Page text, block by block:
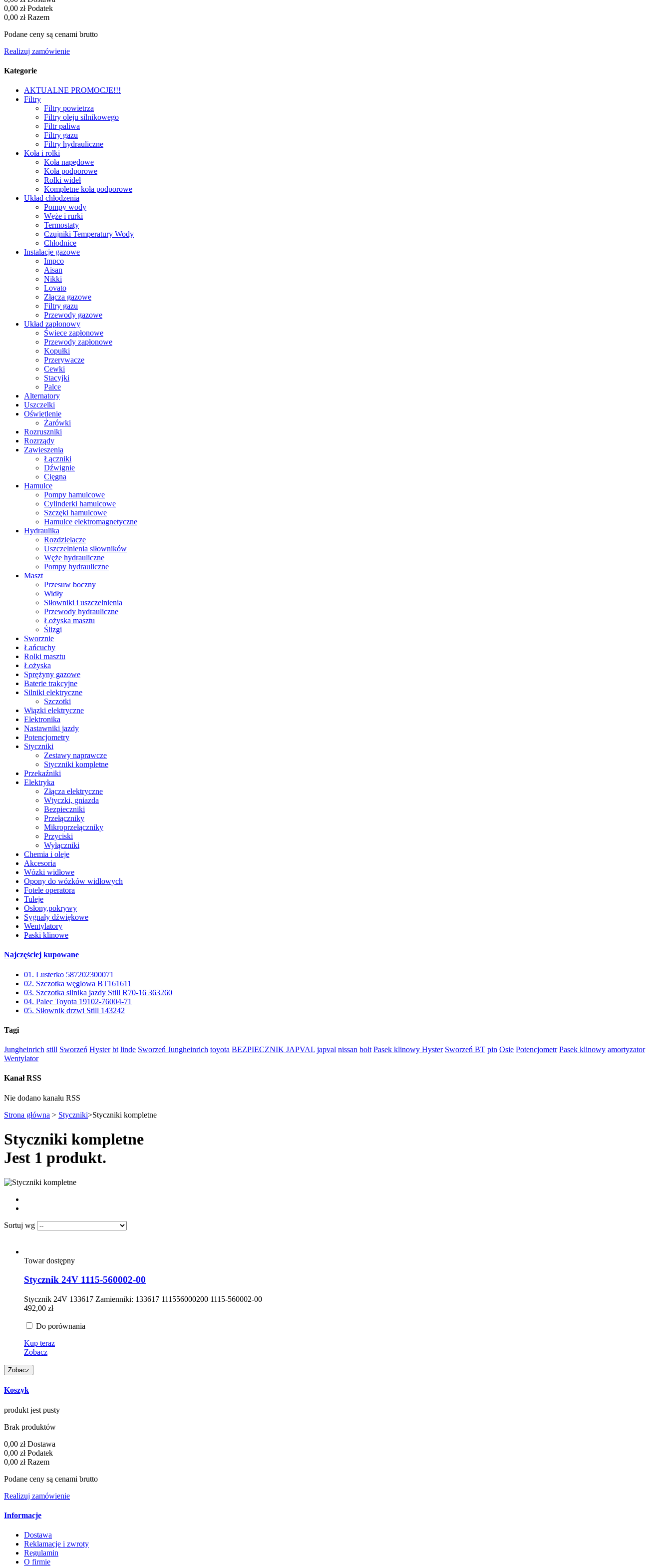
0,00 zł Podatek
0,00 zł Razem
Podane ceny są cenami brutto
Realizuj zamówienie
Kategorie
AKTUALNE PROMOCJE!!!
Filtry
Filtry powietrza
Filtry oleju silnikowego
Filtr paliwa
Filtry gazu
Filtry hydrauliczne
Koła i rolki
Koła napędowe
Koła podporowe
Rolki wideł
Kompletne koła podporowe
Układ chłodzenia
Pompy wody
Węże i rurki
Termostaty
Czujniki Temperatury Wody
Chłodnice
Instalacje gazowe
Impco
Aisan
Nikki
Lovato
Złącza gazowe
Filtry gazu
Przewody gazowe
Układ zapłonowy
Świece zapłonowe
Przewody zapłonowe
Kopułki
Przerywacze
Cewki
Stacyjki
Palce
Alternatory
Uszczelki
Oświetlenie
Żarówki
Rozruszniki
Rozrządy
Zawieszenia
Łączniki
Dźwignie
Cięgna
Hamulce
Pompy hamulcowe
Cylinderki hamulcowe
Szczęki hamulcowe
Hamulce elektromagnetyczne
Hydraulika
Rozdzielacze
Uszczelnienia siłowników
Węże hydrauliczne
Pompy hydrauliczne
Maszt
Przesuw boczny
Widły
Siłowniki i uszczelnienia
Przewody hydrauliczne
Łożyska masztu
Ślizgi
Sworznie
Łańcuchy
Rolki masztu
Łożyska
Sprężyny gazowe
Baterie trakcyjne
Silniki elektryczne
Szczotki
Wiązki elektryczne
Elektronika
Nastawniki jazdy
Potencjometry
Styczniki
Zestawy naprawcze
Styczniki kompletne
Przekaźniki
Elektryka
Złącza elektryczne
Wtyczki, gniazda
Bezpieczniki
Przełączniky
Mikroprzełączniky
Przyciski
Wyłączniki
Chemia i oleje
Akcesoria
Wózki widłowe
Opony do wózków widłowych
Fotele operatora
Tuleje
Osłony,pokrywy
Sygnały dźwiękowe
Wentylatory
Paski klinowe
Najczęściej kupowane
01. Lusterko 587202300071
02. Szczotka węglowa BT161611
03. Szczotka silnika jazdy Still R70-16 363260
04. Palec Toyota 19102-76004-71
05. Siłownik drzwi Still 143242
Tagi
Jungheinrich still Sworzeń Hyster bt linde Sworzeń Jungheinrich toyota BEZPIECZNIK JAPVAL japval nissan bolt Pasek klinowy Hyster Sworzeń BT pin Osie Potencjometr Pasek klinowy amortyzator
Wentylator
Kanał RSS
Nie dodano kanału RSS
Strona główna > Styczniki>Styczniki kompletne
Styczniki kompletne
Jest 1 produkt.
Sortuj wg
Towar dostępny
Stycznik 24V 1115-560002-00
Stycznik 24V 133617 Zamienniki: 133617 111556000200 1115-560002-00
492,00 zł
Do porównania
Kup teraz
Zobacz
Koszyk
produkt jest pusty
Brak produktów
0,00 zł Dostawa
0,00 zł Podatek
0,00 zł Razem
Podane ceny są cenami brutto
Realizuj zamówienie
Informacje
Dostawa
Reklamacje i zwroty
Regulamin
O firmie